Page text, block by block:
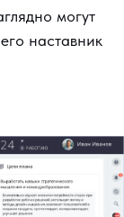
могут
наставник